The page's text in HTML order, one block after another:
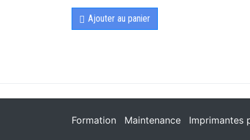
Ajouter au panier
Formation Maintenance Imprimantes